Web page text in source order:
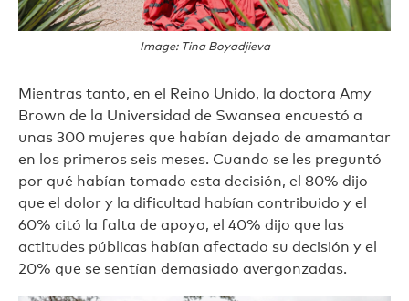
Image: Tina Boyadjieva
Mientras tanto, en el Reino Unido, la doctora Amy
Brown de la Universidad de Swansea encuestó a
unas 300 mujeres que habían dejado de amamantar
en los primeros seis meses. Cuando se les preguntó
por qué habían tomado esta decisión, el 80% dijo
que el dolor y la dificultad habían contribuido y el
60% citó la falta de apoyo, el 40% dijo que las
actitudes públicas habían afectado su decisión y el
20% que se sentían demasiado avergonzadas.